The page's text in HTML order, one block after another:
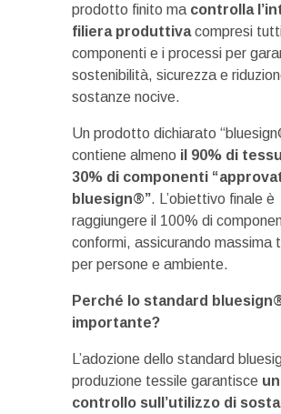
prodotto finito ma controlla
filiera produttivacompresi
componenti e i processi per
sostenibilità, sicurezza e
sostanze nocive.
Un prodotto dichiarato
contiene almeno il 90% di
30% di componenti
bluesign®”. L’obiettivo finale è
raggiungere il 100% di
conformi, assicurando massima
per persone e ambiente.
Perché lo standard
importante?
L’adozione dello standard
produzione tessile garantisce
controllo sull’utilizzo di